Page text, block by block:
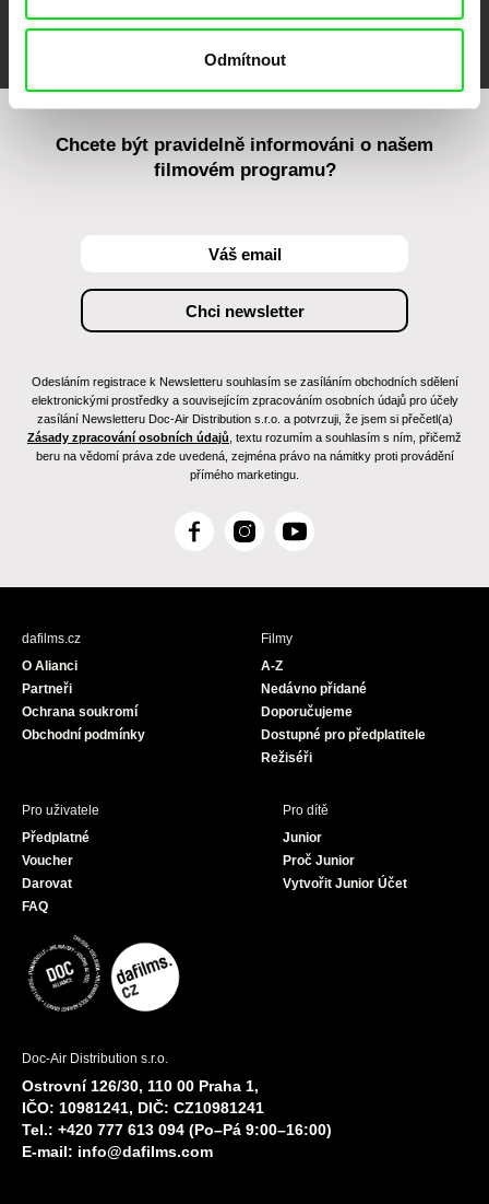
Odmítnout
Chcete být pravidelně informováni o našem
filmovém programu?
Odesláním registrace k Newsletteru souhlasím se zasíláním obchodních sdělení
elektronickými prostředky a souvisejícím zpracováním osobních údajů pro účely
zasílání Newsletteru Doc-Air Distribution s.r.o. a potvrzuji, že jsem si přečetl(a)
Zásady zpracování osobních údajů , textu rozumím a souhlasím s ním, přičemž
beru na vědomí práva zde uvedená, zejména právo na námitky proti provádění
přímého marketingu.
F
c
I
s
Y
u
dafilms.cz
O Alianci
Partneři
Ochrana soukromí
Obchodní podmínky
Filmy
A-Z
Nedávno přidané
Doporučujeme
Dostupné pro předplatitele
Režiséři
Pro uživatele
Předplatné
Voucher
Darovat
FAQ
Pro dítě
Junior
Proč Junior
Vytvořit Junior Účet
Doc-Air Distribution s.r.o.
Ostrovní 126/30, 110 00 Praha 1,
IČO: 10981241, DIČ: CZ10981241
Tel.: +420 777 613 094 (Po–Pá 9:00–16:00)
E-mail: info@dafilms.com